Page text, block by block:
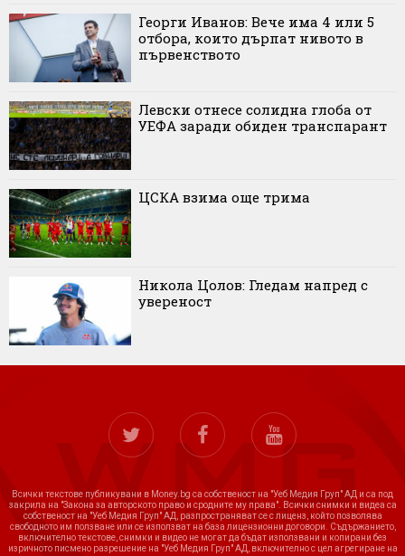
Георги Иванов: Вече има 4 или 5
отбора, които дърпат нивото в
първенството
Левски отнесе солидна глоба от
УЕФА заради обиден транспарант
ЦСКА взима още трима
Никола Цолов: Гледам напред с
увереност
Всички текстове публикувани в Money.bg са собственост на "Уеб Медия Груп" АД и са под
закрила на "Закона за авторското право и сродните му права". Всички снимки и видеа са
собственост на "Уеб Медия Груп" АД, разпространяват се с лиценз, който позволява
свободното им ползване или се използват на база лицензионни договори. Съдържанието,
включително текстове, снимки и видео не могат да бъдат използвани и копирани без
изричното писмено разрешение на "Уеб Медия Груп" АД, включително с цел агрегиране на